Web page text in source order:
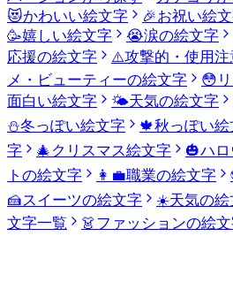
😻かわいい絵文字 🎉お祝い絵
🥳嬉しい絵文字 😭涙の絵文字
応援の絵文字
⚠️攻撃的・使用
メ・ビューティーの絵文字
😳
面白い絵文字
🌤️天気の絵文字
⛄冬っぽい絵文字 🍁秋っぽい絵
字
🎄 クリスマス絵文字 🎃ハ
トの絵文字
👩‍💼職業の絵文字
🍰スイーツの絵文字 ☀️天気の
文字一覧
👗ファッションの絵